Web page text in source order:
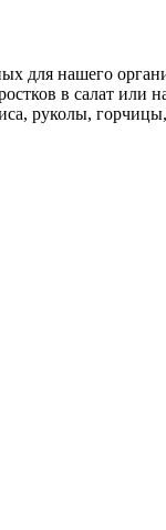
для нашего
в салат или
руколы,